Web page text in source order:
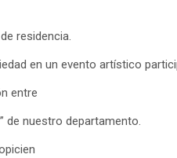
residencia.
en un evento artístico
entre
de nuestro departamento.